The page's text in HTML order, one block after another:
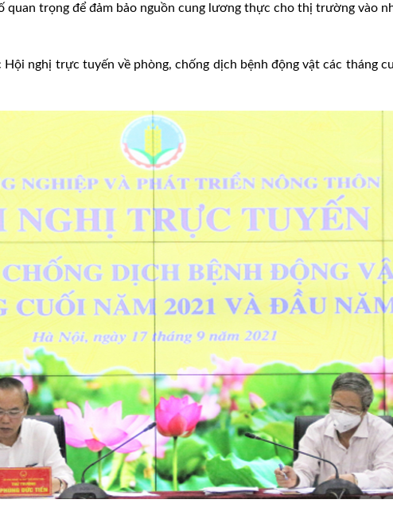
quan trọng để đảm bảo nguồn cung lương thực cho thị trường vào
nghị trực tuyến về phòng, chống dịch bệnh động vật các tháng